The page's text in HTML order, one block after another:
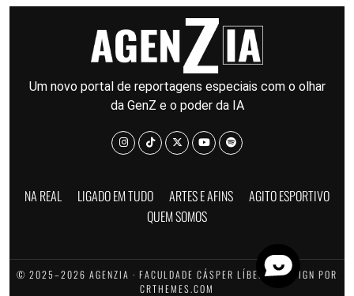
Um novo portal de reportagens especiais com o olhar
da GenZ e o poder da IA
NA REAL LIGADO EM TUDO ARTES E AFINS
AGITO ESPORTIVO
QUEM SOMOS
© 2025–2026 AGENZIA · FACULDADE CÁSPER LÍBERO · DESIGN POR
CRTHEMES.COM